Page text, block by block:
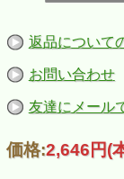
返品について
お問い合わせ
友達にメール
価格:2,646円(